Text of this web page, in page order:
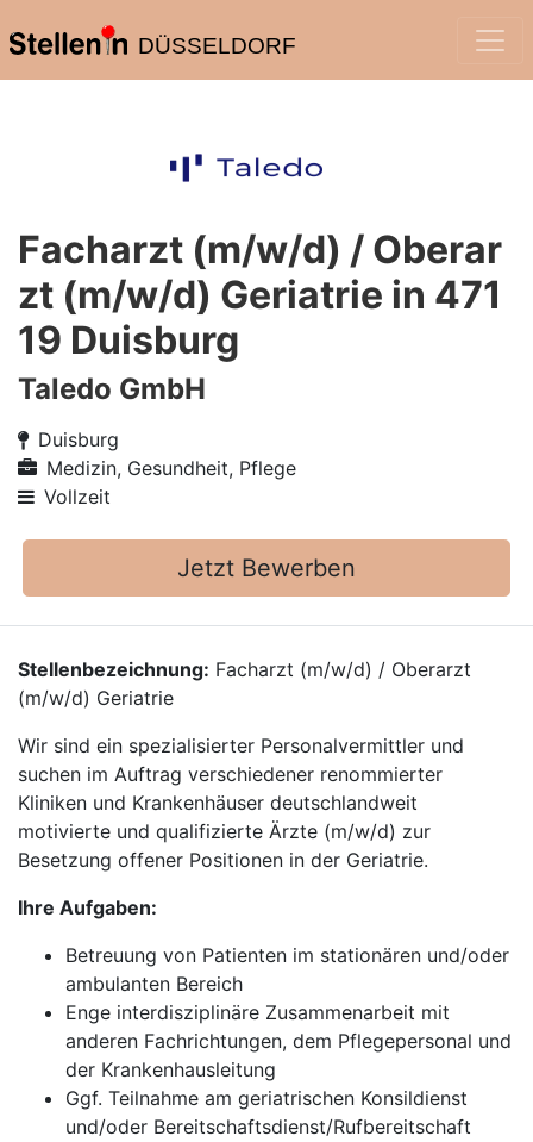
DÜSSELDORF
Facharzt (m/w/d) / Oberar
zt (m/w/d) Geriatrie in 471
19 Duisburg
Taledo GmbH
Duisburg
Medizin, Gesundheit, Pflege
Vollzeit
Jetzt Bewerben
Stellenbezeichnung: Facharzt (m/w/d) / Oberarzt
(m/w/d) Geriatrie
Wir sind ein spezialisierter Personalvermittler und
suchen im Auftrag verschiedener renommierter
Kliniken und Krankenhäuser deutschlandweit
motivierte und qualifizierte Ärzte (m/w/d) zur
Besetzung offener Positionen in der Geriatrie.
Ihre Aufgaben:
Betreuung von Patienten im stationären und/oder
ambulanten Bereich
Enge interdisziplinäre Zusammenarbeit mit
anderen Fachrichtungen, dem Pflegepersonal und
der Krankenhausleitung
Ggf. Teilnahme am geriatrischen Konsildienst
und/oder Bereitschaftsdienst/Rufbereitschaft